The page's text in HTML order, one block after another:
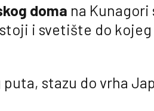
doma na Kunagori
i svetište do
stazu do vrha